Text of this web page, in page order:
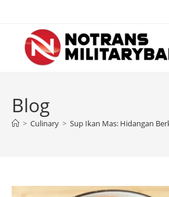
content
Blog
> Culinary > Sup Ikan Mas: Hidangan